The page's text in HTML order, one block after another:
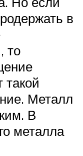
в
то
такой
Металл
В
металла